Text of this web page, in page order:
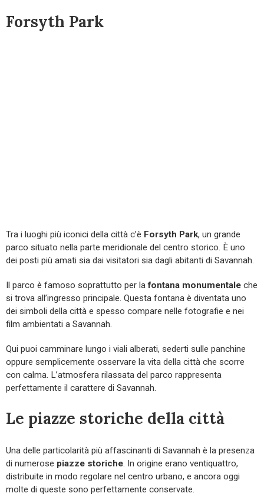
Forsyth Park
Tra i luoghi più iconici della città c’è Forsyth Park, un grande
parco situato nella parte meridionale del centro storico. È uno
dei posti più amati sia dai visitatori sia dagli abitanti di Savannah.
Il parco è famoso soprattutto per lafontana monumentale che
si trova all’ingresso principale. Questa fontana è diventata uno
dei simboli della città e spesso compare nelle fotografie e nei
film ambientati a Savannah.
Qui puoi camminare lungo i viali alberati, sederti sulle panchine
oppure semplicemente osservare la vita della città che scorre
con calma. L’atmosfera rilassata del parco rappresenta
perfettamente il carattere di Savannah.
Le piazze storiche della città
Una delle particolarità più affascinanti di Savannah è la presenza
di numerose piazze storiche. In origine erano ventiquattro,
distribuite in modo regolare nel centro urbano, e ancora oggi
molte di queste sono perfettamente conservate.